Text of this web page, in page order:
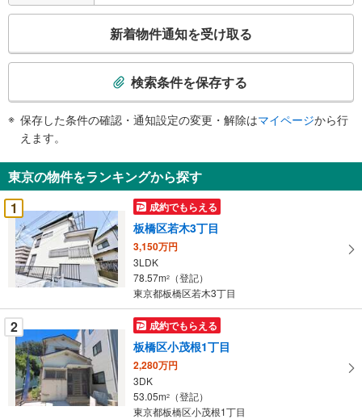
検
知
を
受
け
取
る
・
条
件
を
マ
イ
ペ
ー
新着物件通知を受け取る
検索条件を保存する
保存した条件の確認・通知設定の変更・解除はマイページから行
えます。
東京の物件をランキングから探す
1
成約でもらえる
板橋区若木3丁目
3,150万円
3LDK
78.57m2
（登記）
東京都板橋区若木3丁目
2 成約でもらえる
板橋区小茂根1丁目
2,280万円
3DK
53.05m2
（登記）
東京都板橋区小茂根1丁目